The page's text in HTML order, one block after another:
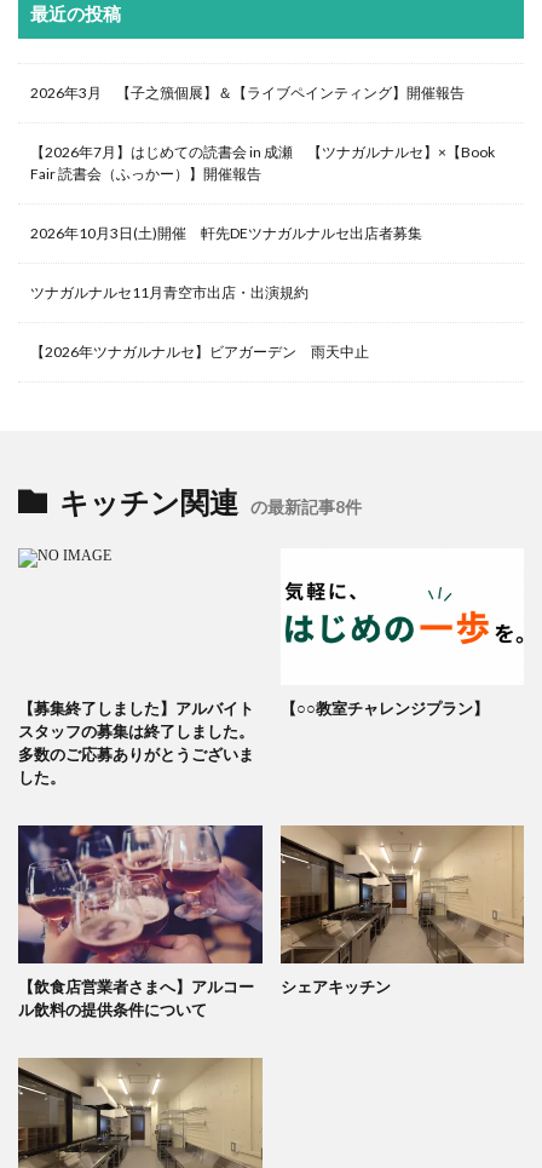
最近の投稿
2026年3月 【子之籏個展】＆【ライブペインティング】開催報告
【2026年7月】はじめての読書会 in 成瀬 【ツナガルナルセ】×【Book
Fair 読書会（ふっかー）】開催報告
2026年10月3日(土)開催 軒先DEツナガルナルセ出店者募集
ツナガルナルセ11月青空市出店・出演規約
【2026年ツナガルナルセ】ビアガーデン 雨天中止
キッチン関連 の最新記事8件
【募集終了しました】アルバイト
スタッフの募集は終了しました。
多数のご応募ありがとうございま
した。
【○○教室チャレンジプラン】
【飲食店営業者さまへ】アルコー
ル飲料の提供条件について
シェアキッチン